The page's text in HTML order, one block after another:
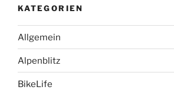
KATEGORIEN
Allgemein
Alpenblitz
BikeLife